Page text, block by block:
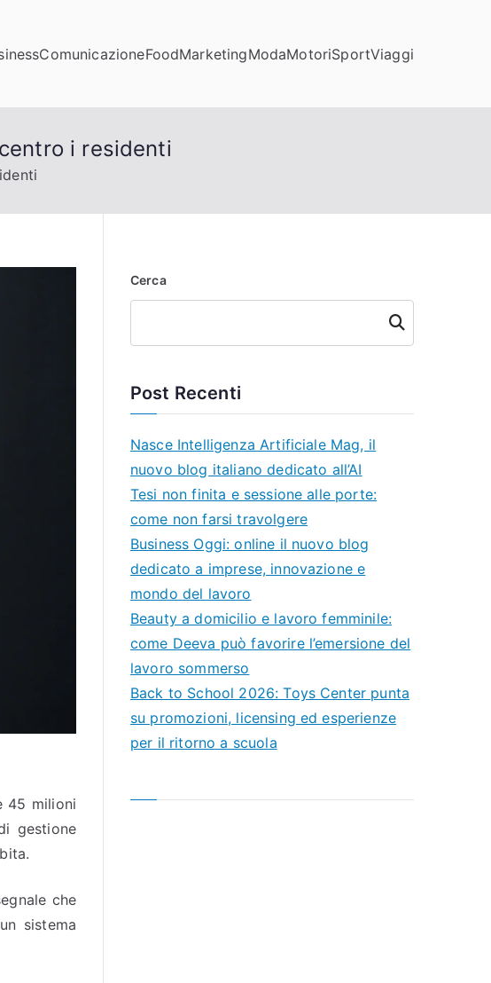
ComunicazioneFoodMarketingModaMotoriSportViaggi
i residenti
45 milioni
gestione
che
sistema
Cerca
Cerca
Post Recenti
Nasce Intelligenza Artificiale Mag, il
nuovo blog italiano dedicato all’AI
Tesi non finita e sessione alle porte:
come non farsi travolgere
Business Oggi: online il nuovo blog
dedicato a imprese, innovazione e
mondo del lavoro
Beauty a domicilio e lavoro femminile:
come Deeva può favorire l’emersione del
lavoro sommerso
Back to School 2026: Toys Center punta
su promozioni, licensing ed esperienze
per il ritorno a scuola